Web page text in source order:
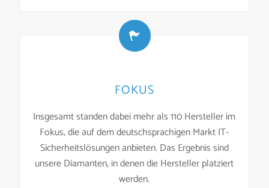
FOKUS
Insgesamt standen dabei mehr als 110 Hersteller im
Fokus, die auf dem deutschsprachigen Markt IT-
Sicherheitslösungen anbieten. Das Ergebnis sind
unsere Diamanten, in denen die Hersteller platziert
werden.